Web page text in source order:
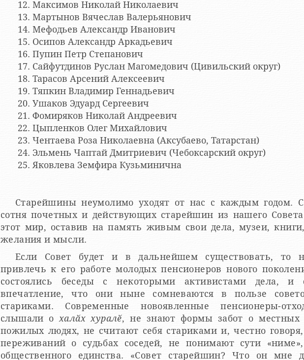
Максимов Николай Николаевич
Мартынов Вячеслав Валерьянович
Мефодьев Александр Иванович
Осипов Александр Аркадьевич
Пупин Петр Степанович
Сайфутдинов Руслан Магомедович (Цивильский округ)
Тарасов Арсений Алексеевич
Тяпкин Владимир Геннадьевич
Ушаков Эдуард Сергеевич
Фомиряков Николай Андреевич
Цыпленков Олег Михайлович
Чентаева Роза Николаевна (Аксубаево, Татарстан)
Эльмень Чаптай Дмитриевич (Чебоксарский округ)
Яковлева Земфира Кузьминична
Старейшины неумолимо уходят от нас с каждым годом. С
сотня почетных и действующих старейшин из нашего
этот мир, оставив на память живым свои дела, музеи,
желания и мысли.
Если Совет будет и в дальнейшем существовать, то
привлечь к его работе молодых пенсионеров нового
состоялись беседы с некоторыми активистами дела, и
впечатление, что они ныне сомневаются в пользе
стариками. Современные новоявленные пенсионеры-
слышали о халӑх хуралӗ, не знают формы забот о местных
пожилых людях, не считают себя стариками и, честно
переживаний о судьбах соседей, не понимают сути
общественного единства. «Совет старейшин? Что он мне